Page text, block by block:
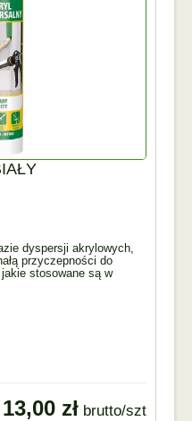
dyspersji akrylowych,
przyczepności do
stosowane są w
13,00 zł brutto/szt